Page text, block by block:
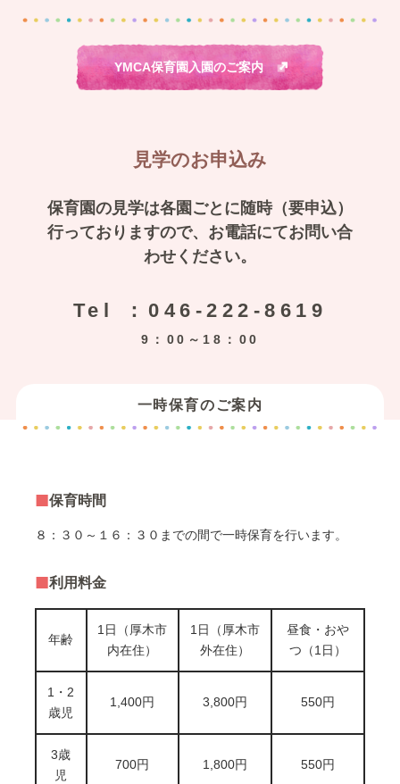
YMCA保育園入園のご案内
見学のお申込み
保育園の見学は各園ごとに随時（要申込）
行っておりますので、お電話にてお問い合
わせください。
Tel ：046-222-8619
9：00～18：00
一時保育のご案内
保育時間
８：３０～１６：３０までの間で一時保育を行います。
利用料金
年齢
1日（厚木市
内在住）
1日（厚木市
外在住）
昼食・おや
つ（1日）
1・2
歳児
1,400円 3,800円 550円
3歳
児
700円 1,800円 550円